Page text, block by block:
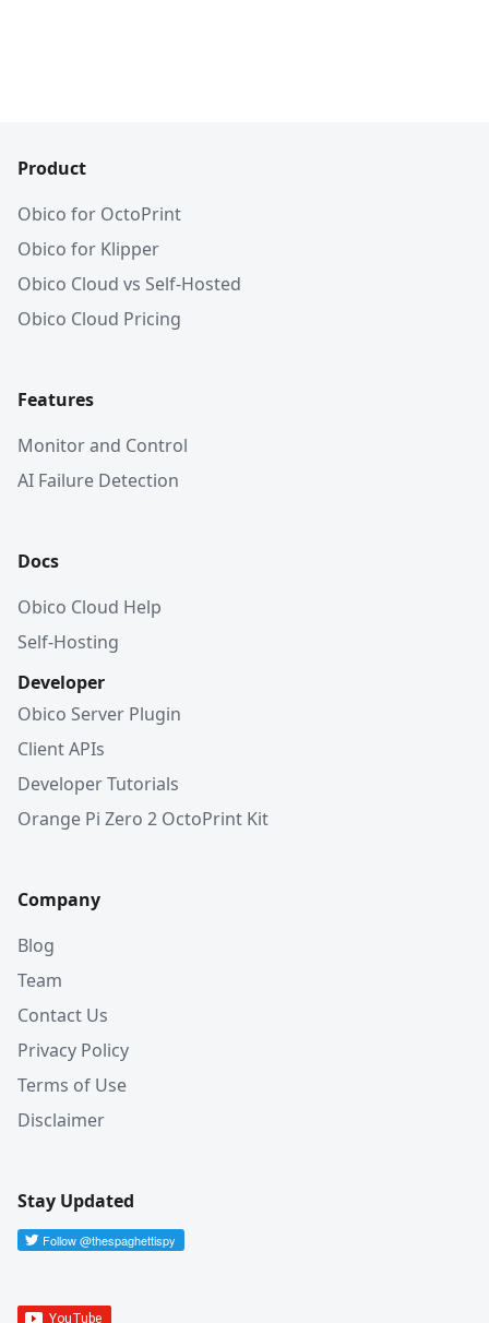
Product
Obico for OctoPrint
Obico for Klipper
Obico Cloud vs Self-Hosted
Obico Cloud Pricing
Features
Monitor and Control
AI Failure Detection
Docs
Obico Cloud Help
Self-Hosting
Developer
Obico Server Plugin
Client APIs
Developer Tutorials
Orange Pi Zero 2 OctoPrint Kit
Company
Blog
Team
Contact Us
Privacy Policy
Terms of Use
Disclaimer
Stay Updated